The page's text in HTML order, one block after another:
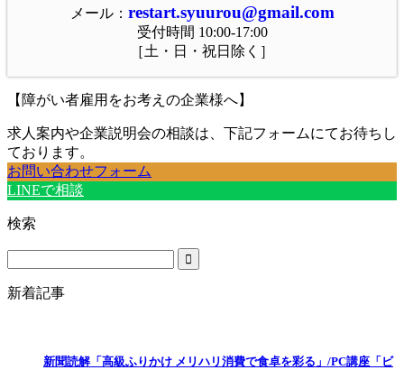
メール： restart.syuurou@gmail.com
受付時間 10:00-17:00
［土・日・祝日除く］
【障がい者雇用をお考えの企業様へ】
求人案内や企業説明会の相談は、下記フォームにてお待ちし
ております。
お問い合わせフォーム
LINEで相談
検索
新着記事
新聞読解「高級ふりかけ メリハリ消費で食卓を彩る」/PC講座「ビ